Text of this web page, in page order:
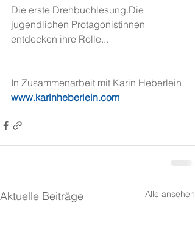
Die erste Drehbuchlesung.Die
jugendlichen Protagonistinnen
entdecken ihre Rolle...
In Zusammenarbeit mit Karin Heberlein
www.karinheberlein.com
Aktuelle Beiträge Alle ansehen